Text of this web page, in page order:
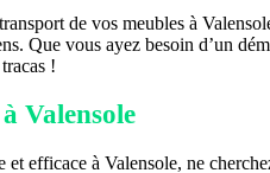
de vos meubles à
Que vous ayez besoin d’un
!
Valensole
efficace à Valensole, ne